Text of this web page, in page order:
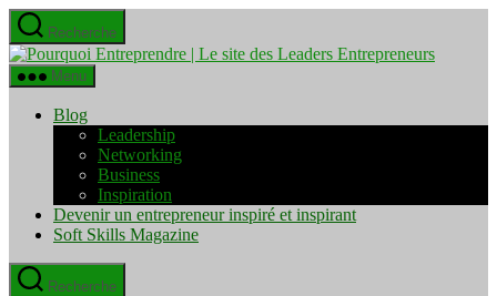
Aller
au
contenu
Recherche
Pourquoi
Menu
Blog
Leadership
Networking
Business
Inspiration
Devenir un entrepreneur inspiré et inspirant
Soft Skills Magazine
Recherche